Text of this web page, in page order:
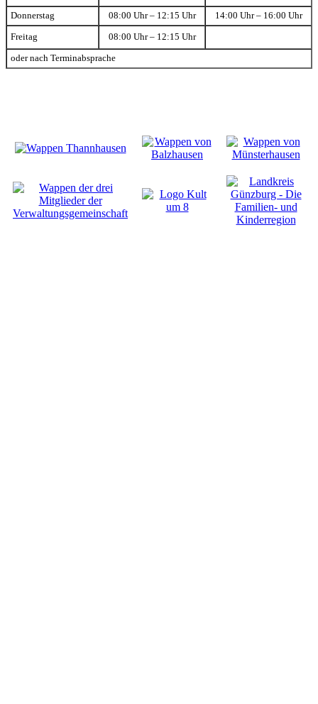
Donnerstag 08:00 Uhr – 12:15 Uhr 14:00 Uhr – 16:00 Uhr
Freitag 08:00 Uhr – 12:15 Uhr
oder nach Terminabsprache